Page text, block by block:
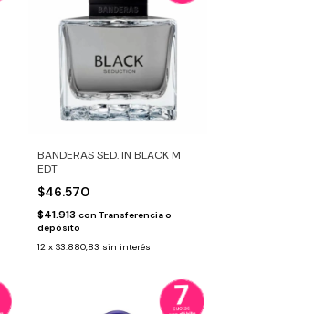
BANDERAS SED. IN BLACK M
EDT
$46.570
$41.913 con Transferencia o
depósito
12 x $3.880,83 sin interés